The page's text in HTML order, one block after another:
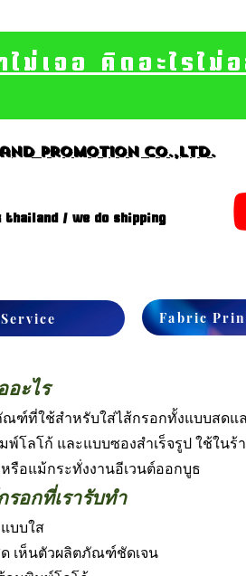
ไม่เจอ คิดอะไรไ
promotion CO.,Ltd.
/ we do shipping
Fabric
ะไร
ฑ์ที่ใช้สำหรับใส่ไส้กรอกทั้งแบบสดแ
พ์โลโก้ และแบบซองสำเร็จรูป ใช้ใน
รือแม้กระทั่งงานอีเวนต์ออกบูธ
รอกที่เรารับทำ
แบบใส
เห็นตัวผลิตภัณฑ์ชัดเจน